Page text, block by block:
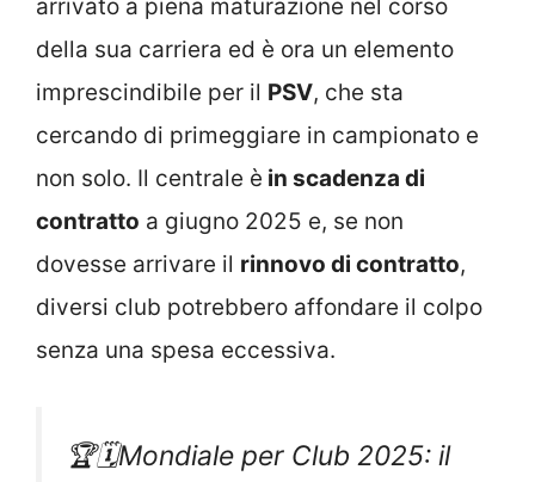
arrivato a piena maturazione nel corso
della sua carriera ed è ora un elemento
imprescindibile per il PSV, che sta
cercando di primeggiare in campionato e
non solo. Il centrale è in scadenza di
contratto a giugno 2025 e, se non
dovesse arrivare il rinnovo di contratto,
diversi club potrebbero affondare il colpo
senza una spesa eccessiva.
🏆🗓️Mondiale per Club 2025: il